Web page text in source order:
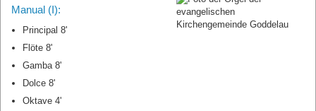
Manual (I):
Principal 8'
Flöte 8'
Gamba 8'
Dolce 8'
Oktave 4'